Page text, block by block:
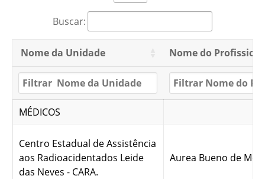
Buscar:
Nome da Unidade Nome do
MÉDICOS
Centro Estadual de Assistência
aos Radioacidentados Leide
das Neves - CARA.
Aurea Bueno de